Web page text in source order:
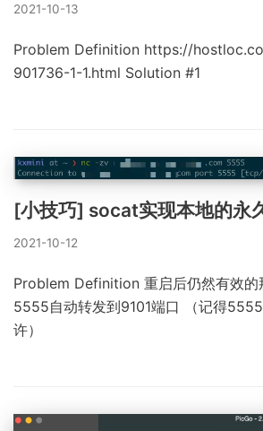
2021-10-13
Problem Definition https://
901736-1-1.html Solution #1
[小技巧] socat实现本地的永
2021-10-12
Problem Definition 重启后仍然有效
5555自动转发到9101端口 （记得
许）